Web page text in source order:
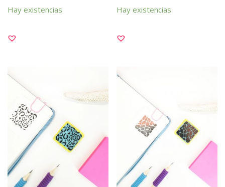
Hay existencias Hay existencias